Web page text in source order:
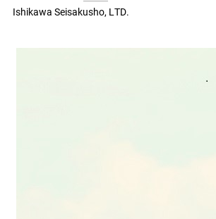
Ishikawa Seisakusho, LTD.